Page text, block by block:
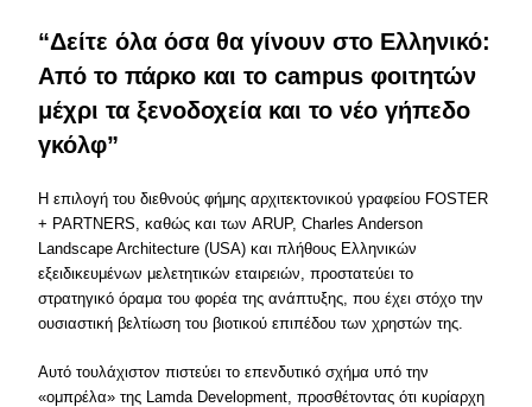
“Δείτε όλα όσα θα γίνουν στο Ελληνικό:
Από το πάρκο και το campus φοιτητών
μέχρι τα ξενοδοχεία και το νέο γήπεδο
γκόλφ”
Η επιλογή του διεθνούς φήμης αρχιτεκτονικού γραφείου FOSTER
+ PARTNERS, καθώς και των ARUP, Charles Anderson
Landscape Architecture (USA) και πλήθους Ελληνικών
εξειδικευμένων μελετητικών εταιρειών, προστατεύει το
στρατηγικό όραμα του φορέα της ανάπτυξης, που έχει στόχο την
ουσιαστική βελτίωση του βιοτικού επιπέδου των χρηστών της.
Αυτό τουλάχιστον πιστεύει το επενδυτικό σχήμα υπό την
«ομπρέλα» της Lamda Development, προσθέτοντας ότι κυρίαρχη